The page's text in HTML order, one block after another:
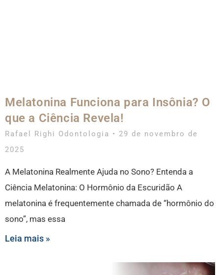
Melatonina Funciona para Insônia? O
que a Ciência Revela!
Rafael Righi Odontologia
29 de novembro de
2025
A Melatonina Realmente Ajuda no Sono? Entenda a
Ciência Melatonina: O Hormônio da Escuridão A
melatonina é frequentemente chamada de “hormônio do
sono”, mas essa
Leia mais »